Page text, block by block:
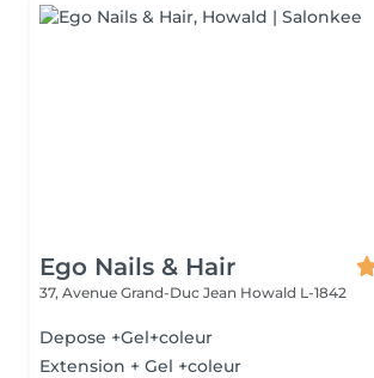
Ego Nails & Hair
37, Avenue Grand-Duc Jean Howald L-1842
Depose +Gel+coleur
Extension + Gel +coleur